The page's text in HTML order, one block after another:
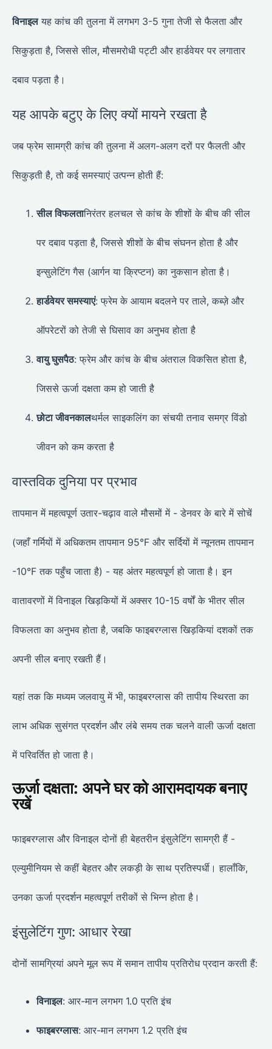
विनाइलयह कांच की तुलना में लगभग 3-5 गुना तेजी से फैलता और
सिकुड़ता है, जिससे सील, मौसमरोधी पट्टी और हार्डवेयर पर लगातार
दबाव पड़ता है।
यह आपके बटुए के लिए क्यों मायने रखता है
जब फ्रेम सामग्री कांच की तुलना में अलग-अलग दरों पर फैलती और
सिकुड़ती है, तो कई समस्याएं उत्पन्न होती हैं:
सील विफलतानिरंतर हलचल से कांच के शीशों के बीच की सील
पर दबाव पड़ता है, जिससे शीशों के बीच संघनन होता है और
इन्सुलेटिंग गैस (आर्गन या क्रिप्टन) का नुकसान होता है।
हार्डवेयर समस्याएं: फ्रेम के आयाम बदलने पर ताले, कब्ज़े और
ऑपरेटरों को तेजी से घिसाव का अनुभव होता है
वायु घुसपैठ: फ्रेम और कांच के बीच अंतराल विकसित होता है,
जिससे ऊर्जा दक्षता कम हो जाती है
छोटा जीवनकालथर्मल साइकलिंग का संचयी तनाव समग्र विंडो
जीवन को कम करता है
वास्तविक दुनिया पर प्रभाव
तापमान में महत्वपूर्ण उतार-चढ़ाव वाले मौसमों में - डेनवर के बारे में सोचें
(जहाँ गर्मियों में अधिकतम तापमान 95°F और सर्दियों में न्यूनतम तापमान
-10°F तक पहुँच जाता है) - यह अंतर महत्वपूर्ण हो जाता है। इन
वातावरणों में विनाइल खिड़कियों में अक्सर 10-15 वर्षों के भीतर सील
विफलता का अनुभव होता है, जबकि फाइबरग्लास खिड़कियां दशकों तक
अपनी सील बनाए रखती हैं।
यहां तक कि मध्यम जलवायु में भी, फाइबरग्लास की तापीय स्थिरता का
लाभ अधिक सुसंगत प्रदर्शन और लंबे समय तक चलने वाली ऊर्जा दक्षता
में परिवर्तित हो जाता है।
ऊर्जा दक्षता: अपने घर को आरामदायक बनाए
रखें
फाइबरग्लास और विनाइल दोनों ही बेहतरीन इंसुलेटिंग सामग्री हैं -
एल्युमीनियम से कहीं बेहतर और लकड़ी के साथ प्रतिस्पर्धी। हालाँकि,
उनका ऊर्जा प्रदर्शन महत्वपूर्ण तरीकों से भिन्न होता है।
इंसुलेटिंग गुण: आधार रेखा
दोनों सामग्रियां अपने मूल रूप में समान तापीय प्रतिरोध प्रदान करती हैं:
विनाइल: आर-मान लगभग 1.0 प्रति इंच
फाइबरग्लास: आर-मान लगभग 1.2 प्रति इंच